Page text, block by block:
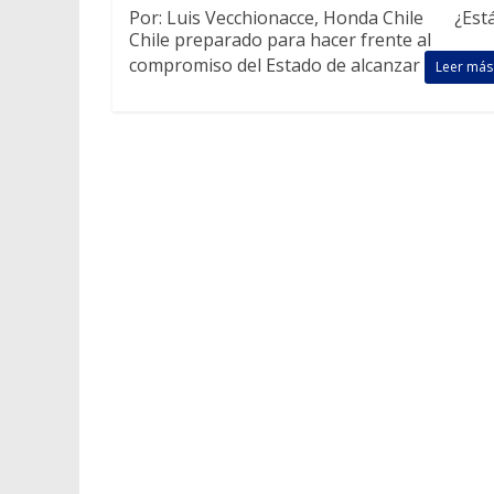
Por: Luis Vecchionacce, Honda Chile
Chile preparado para hacer frente al
compromiso del Estado de alcanzar
Leer más